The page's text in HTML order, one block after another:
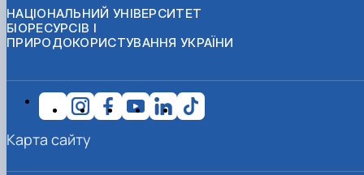
НАЦІОНАЛЬНИЙ УНІВЕРСИТЕТ
БІОРЕСУРСІВ І
ПРИРОДОКОРИСТУВАННЯ УКРАЇНИ
Карта сайту